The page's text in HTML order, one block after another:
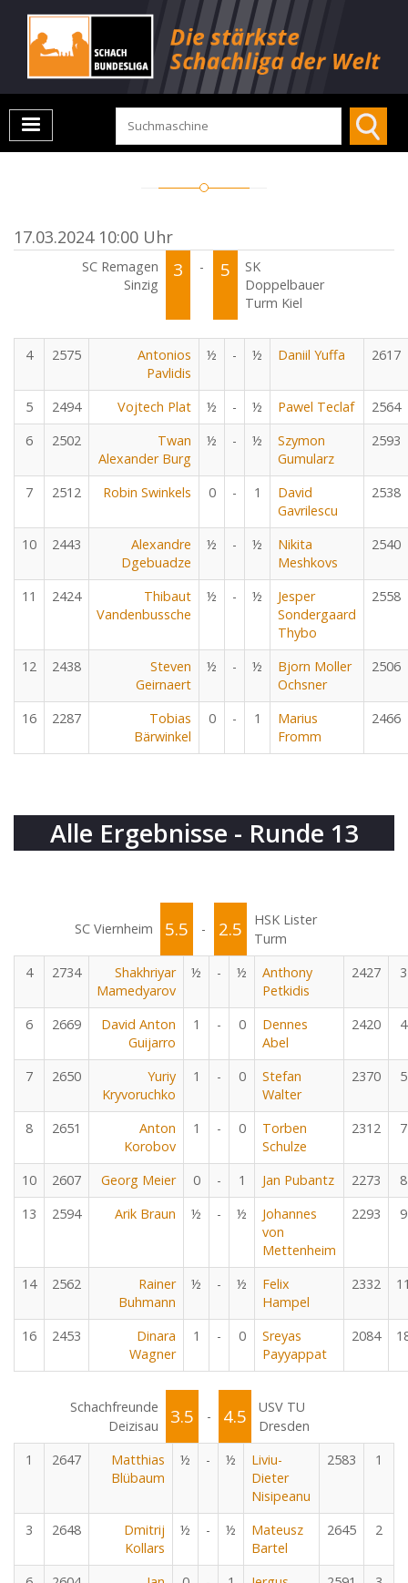
17.03.2024 10:00 Uhr
SC Remagen
Sinzig
3 - 5
SK
Doppelbauer
Turm Kiel
4 2575
Antonios
Pavlidis
½ - ½ Daniil Yuffa 2617
5 2494 Vojtech Plat ½ - ½ Pawel Teclaf
2564
6
2502
Twan
Alexander Burg
½ - ½
Szymon
Gumularz
2593
7 2512 Robin Swinkels 0 - 1
David
Gavrilescu
2538
10 2443
Alexandre
Dgebuadze
½ - ½
Nikita
Meshkovs
2540
11 2424
Thibaut
Vandenbussche
½ - ½
Jesper
Sondergaard
Thybo
2558
12 2438
Steven
Geirnaert
½ - ½
Bjorn Moller
Ochsner
2506
16 2287
Tobias
Bärwinkel
0 - 1
Marius
Fromm
2466
Alle Ergebnisse - Runde 13
SC Viernheim 5.5 - 2.5
HSK Lister
Turm
4
2734
Shakhriyar
Mamedyarov
½ - ½
Anthony
Petkidis
2427 3
6 2669
David Anton
Guijarro
1 - 0
Dennes
Abel
2420 4
7 2650
Yuriy
Kryvoruchko
1 - 0
Stefan
Walter
2370 5
8 2651
Anton
Korobov
1 - 0
Torben
Schulze
2312 7
10 2607 Georg Meier 0 - 1 Jan Pubantz 2273
8
13
2594 Arik Braun ½ - ½
Johannes
von
Mettenheim
2293 9
14 2562
Rainer
Buhmann
½ - ½
Felix
Hampel
2332
16 2453
Dinara
Wagner
1 - 0
Sreyas
Payyappat
2084
Schachfreunde
Deizisau
3.5 - 4.5
USV TU
Dresden
1
2647
Matthias
Blübaum
½ - ½
Liviu-
Dieter
Nisipeanu
2583 1
3 2648
Dmitrij
Kollars
½ - ½
Mateusz
Bartel
2645 2